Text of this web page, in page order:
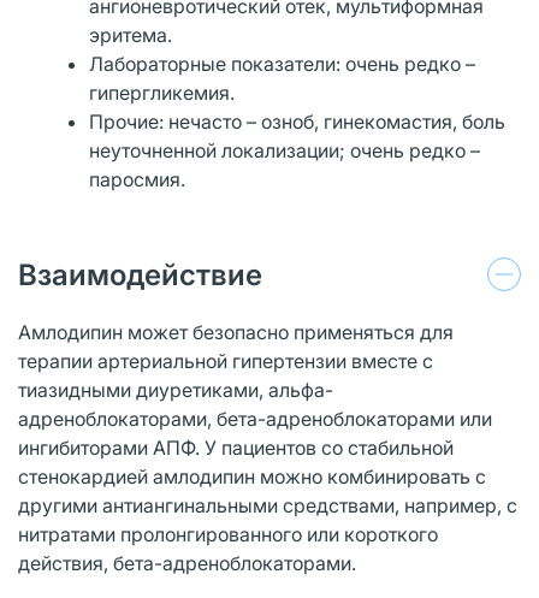
ангионевротический отек, мультиформная
эритема.
Лабораторные показатели: очень редко –
гипергликемия.
Прочие: нечасто – озноб, гинекомастия, боль
неуточненной локализации; очень редко –
паросмия.
Взаимодействие
Амлодипин может безопасно применяться для
терапии артериальной гипертензии вместе с
тиазидными диуретиками, альфа-
адреноблокаторами, бета-адреноблокаторами или
ингибиторами АПФ. У пациентов со стабильной
стенокардией амлодипин можно комбинировать с
другими антиангинальными средствами, например, с
нитратами пролонгированного или короткого
действия, бета-адреноблокаторами.